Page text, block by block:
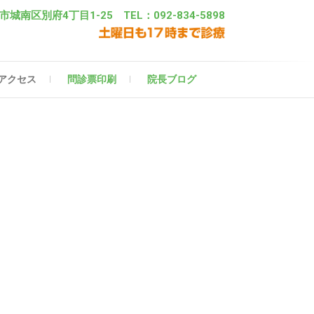
城南区別府4丁目1-25 TEL：092-834-5898
クセス 問診票印刷 院長ブログ